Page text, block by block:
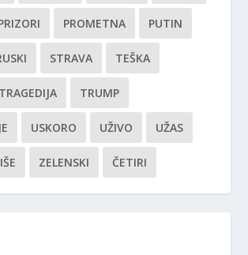
PROMETNA PUTIN
STRAVA TEŠKA
TRAGEDIJA TRUMP
USKORO UŽIVO UŽAS
ZELENSKI ČETIRI